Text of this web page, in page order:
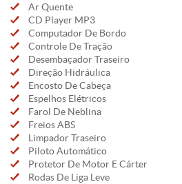
Ar Quente
CD Player MP3
Computador De Bordo
Controle De Tração
Desembaçador Traseiro
Direção Hidráulica
Encosto De Cabeça
Espelhos Elétricos
Farol De Neblina
Freios ABS
Limpador Traseiro
Piloto Automático
Protetor De Motor E Cárter
Rodas De Liga Leve